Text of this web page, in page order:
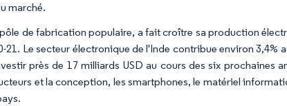
marché.
de fabrication populaire, a fait croître sa production
21. Le secteur électronique de l'Inde contribue environ 3,4%
près de 17 milliards USD au cours des six prochaines
et la conception, les smartphones, le matériel